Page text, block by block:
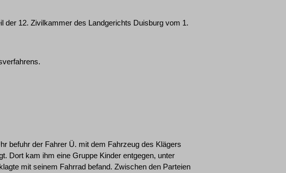
der 12. Zivilkammer des Landgerichts Duisburg vom 1.
befuhr der Fahrer Ü. mit dem Fahrzeug des Klägers
Dort kam ihm eine Gruppe Kinder entgegen, unter
mit seinem Fahrrad befand. Zwischen den Parteien